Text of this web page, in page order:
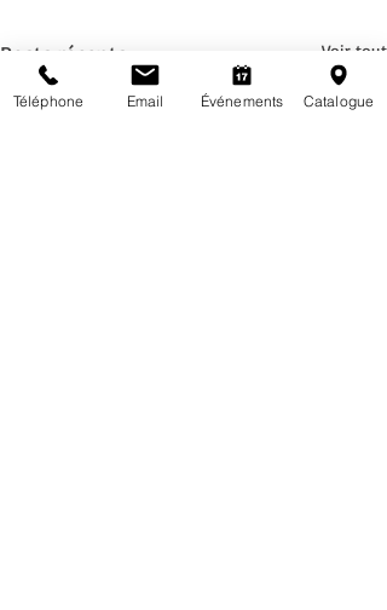
Posts récents Voir tout
Téléphone Email Événements Catalogue